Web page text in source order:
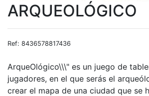
ARQUEOLÓGICO
Ref: 8436578817436
ArqueOlógico\\\" es un juego de
jugadores, en el que serás el
crear el mapa de una ciudad que se